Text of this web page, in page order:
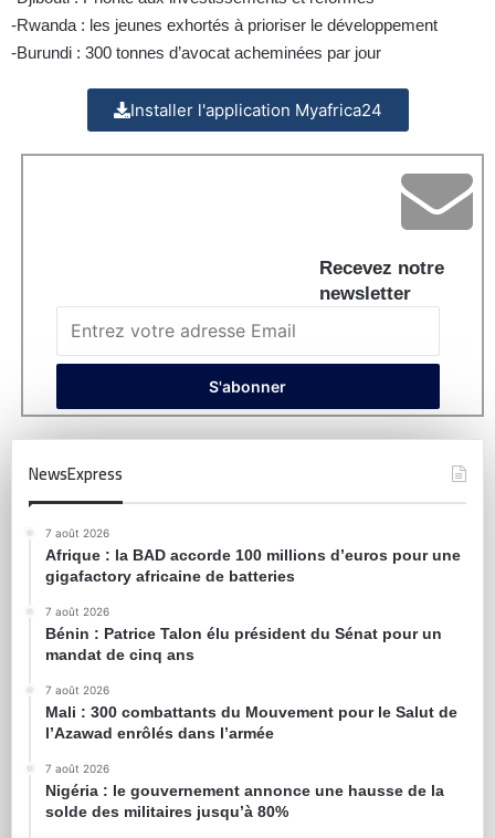
-Rwanda : les jeunes exhortés à prioriser le développement
-Burundi : 300 tonnes d’avocat acheminées par jour
Installer l'application Myafrica24
Recevez notre
newsletter
NewsExpress
7 août 2026
Afrique : la BAD accorde 100 millions d’euros pour une
gigafactory africaine de batteries
7 août 2026
Bénin : Patrice Talon élu président du Sénat pour un
mandat de cinq ans
7 août 2026
Mali : 300 combattants du Mouvement pour le Salut de
l’Azawad enrôlés dans l’armée
7 août 2026
Nigéria : le gouvernement annonce une hausse de la
solde des militaires jusqu’à 80%